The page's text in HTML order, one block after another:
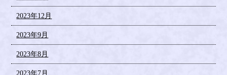
2023年12月
2023年9月
2023年8月
2023年7月